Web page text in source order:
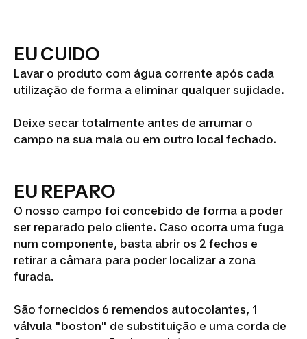
EU CUIDO
Lavar o produto com água corrente após cada
utilização de forma a eliminar qualquer sujidade.
Deixe secar totalmente antes de arrumar o
campo na sua mala ou em outro local fechado.
EU REPARO
O nosso campo foi concebido de forma a poder
ser reparado pelo cliente. Caso ocorra uma fuga
num componente, basta abrir os 2 fechos e
retirar a câmara para poder localizar a zona
furada.
São fornecidos 6 remendos autocolantes, 1
válvula "boston" de substituição e uma corda de